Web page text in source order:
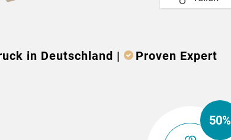
in Deutschland | Proven Expert
50%